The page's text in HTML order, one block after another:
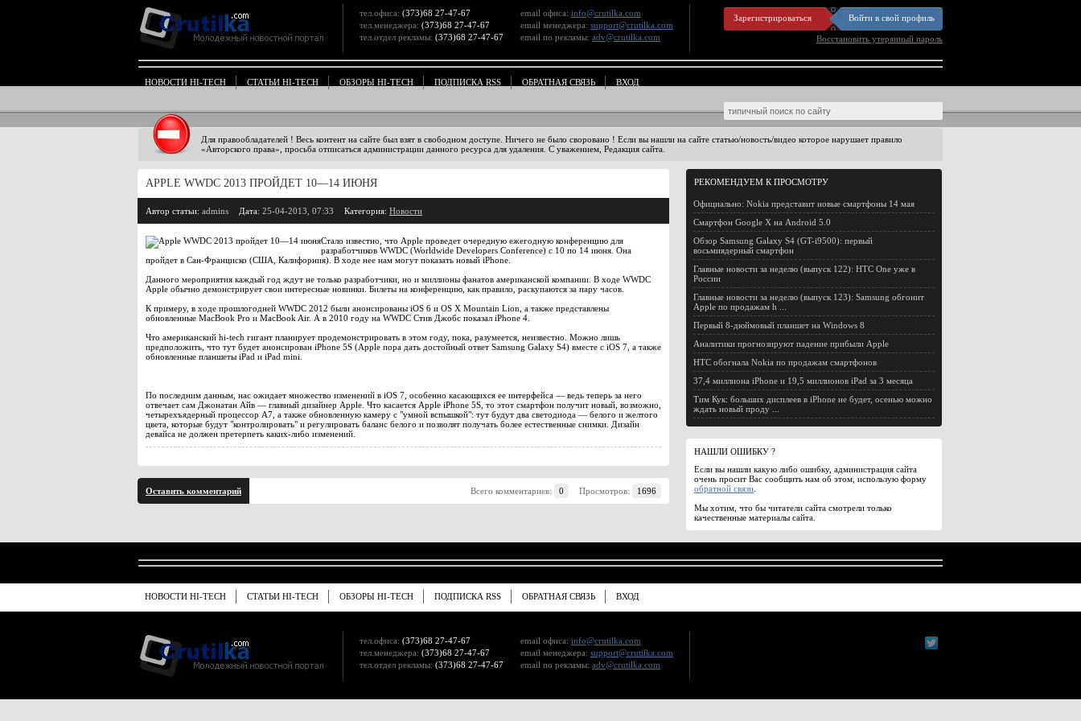
тел.офиса: (373)68 27-47-67
тел.менеджера: (373)68 27-47-67
тел.отдел рекламы: (373)68 27-47-67
email офиса: info@crutilka.com
email менеджера: support@crutilka.com
email по рекламы: adv@crutilka.com
Зарегистрироваться Войти в свой профиль
Восстановить утерянный пароль
НОВОСТИ HI-TECH СТАТЬИ HI-TECH ОБЗОРЫ HI-TECH ПОДПИСКА RSS ОБРАТНАЯ СВЯЗЬ ВХОД
Для правообладателей ! Весь контент на сайте был взят в свободном доступе. Ничего не было своровано ! Если вы нашли на сайте статью/новость/видео которое нарушает правило
«Авторского права», просьба отписаться администрации данного ресурса для удаления. С уважением, Редакция сайта.
APPLE WWDC 2013 ПРОЙДЕТ 10—14 ИЮНЯ
Автор статьи: admins Дата: 25-04-2013, 07:33 Категория: Новости
Стало известно, что Apple проведет очередную ежегодную конференцию для
разработчиков WWDC (Worldwide Developers Conference) с 10 по 14 июня. Она
пройдет в Сан-Франциско (США, Калифорния). В ходе нее нам могут показать новый iPhone.
Данного мероприятия каждый год ждут не только разработчики, но и миллионы фанатов американской компании. В ходе WWDC
Apple обычно демонстрирует свои интересные новинки. Билеты на конференцию, как правило, раскупаются за пару часов.
К примеру, в ходе прошлогодней WWDC 2012 были анонсированы iOS 6 и OS X Mountain Lion, а также представлены
обновленные MacBook Pro и MacBook Air. А в 2010 году на WWDC Стив Джобс показал iPhone 4.
Что американский hi-tech гигант планирует продемонстрировать в этом году, пока, разумеется, неизвестно. Можно лишь
предположить, что тут будет анонсирован iPhone 5S (Apple пора дать достойный ответ Samsung Galaxy S4) вместе с iOS 7, а также
обновленные планшеты iPad и iPad mini.
По последним данным, нас ожидает множество изменений в iOS 7, особенно касающихся ее интерфейса — ведь теперь за него
отвечает сам Джонатан Айв — главный дизайнер Apple. Что касается Apple iPhone 5S, то этот смартфон получит новый, возможно,
четырехъядерный процессор А7, а также обновленную камеру с "умной вспышкой": тут будут два светодиода — белого и желтого
цвета, которые будут "контролировать" и регулировать баланс белого и позволят получать более естественные снимки. Дизайн
девайса не должен претерпеть каких-либо изменений.
Оставить комментарий Всего комментариев: 0 Просмотров: 1696
РЕКОМЕНДУЕМ К ПРОСМОТРУ
Официально: Nokia представит новые смартфоны 14 мая
Смартфон Google X на Android 5.0
Обзор Samsung Galaxy S4 (GT-i9500): первый
восьмиядерный смартфон
Главные новости за неделю (выпуск 122): HTC One уже в
России
Главные новости за неделю (выпуск 123): Samsung обгонит
Apple по продажам h ...
Первый 8-дюймовый планшет на Windows 8
Аналитики прогнозируют падение прибыли Apple
HTC обогнала Nokia по продажам смартфонов
37,4 миллиона iPhone и 19,5 миллионов iPad за 3 месяца
Тим Кук: больших дисплеев в iPhone не будет, осенью можно
ждать новый проду ...
НАШЛИ ОШИБКУ ?
Если вы нашли какую либо ошибку, администрация сайта
очень просит Вас сообщить нам об этом, использую форму
обратной связи
Мы хотим, что бы читатели сайта смотрели только
качественные материалы сайта.
НОВОСТИ HI-TECH СТАТЬИ HI-TECH ОБЗОРЫ HI-TECH ПОДПИСКА RSS ОБРАТНАЯ СВЯЗЬ ВХОД
тел.офиса: (373)68 27-47-67
тел.менеджера: (373)68 27-47-67
тел.отдел рекламы: (373)68 27-47-67
email офиса: info@crutilka.com
email менеджера: support@crutilka.com
email по рекламы: adv@crutilka.com